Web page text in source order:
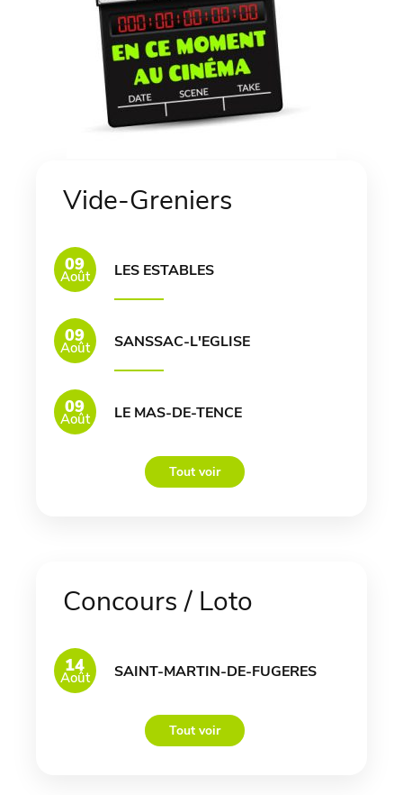
Vide-Greniers
09
Août LES ESTABLES
09
Août SANSSAC-L'EGLISE
09
Août LE MAS-DE-TENCE
Tout voir
Concours / Loto
14
Août SAINT-MARTIN-DE-FUGERES
Tout voir